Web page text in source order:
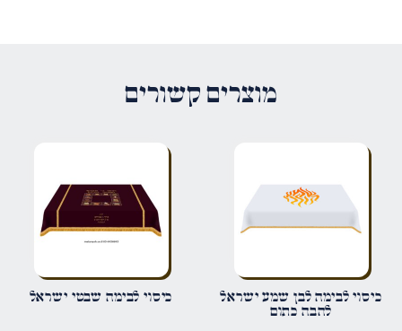
שם*
מוצרים קשורים
כיסוי לבימה לבן שמע ישראל
להבה כתום
כיסוי לבימה שבטי ישראל